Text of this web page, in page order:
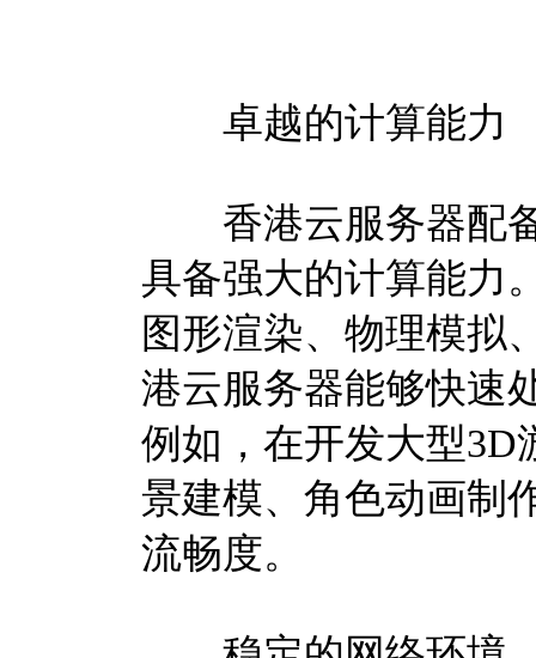
卓越的计算能力
香港云服务器配备
具备强大的计算能力
图形渲染、物理模拟
港云服务器能够快速
例如，在开发大型3D
景建模、角色动画制
流畅度。